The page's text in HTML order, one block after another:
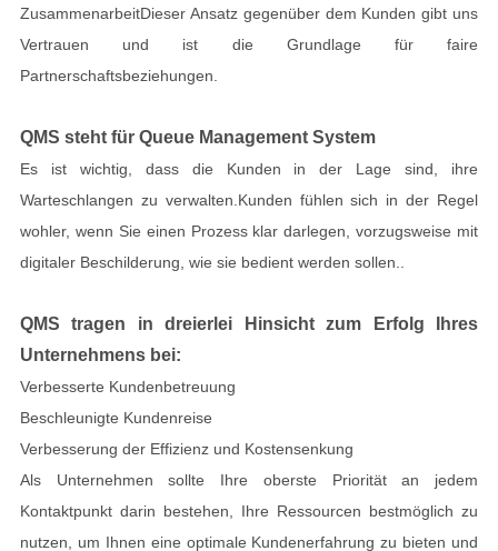
ZusammenarbeitDieser Ansatz gegenüber dem Kunden gibt uns
Vertrauen und ist die Grundlage für faire
Partnerschaftsbeziehungen.
QMS steht für Queue Management System
Es ist wichtig, dass die Kunden in der Lage sind, ihre
Warteschlangen zu verwalten.Kunden fühlen sich in der Regel
wohler, wenn Sie einen Prozess klar darlegen, vorzugsweise mit
digitaler Beschilderung, wie sie bedient werden sollen..
QMS tragen in dreierlei Hinsicht zum Erfolg Ihres
Unternehmens bei:
Verbesserte Kundenbetreuung
Beschleunigte Kundenreise
Verbesserung der Effizienz und Kostensenkung
Als Unternehmen sollte Ihre oberste Priorität an jedem
Kontaktpunkt darin bestehen, Ihre Ressourcen bestmöglich zu
nutzen, um Ihnen eine optimale Kundenerfahrung zu bieten und